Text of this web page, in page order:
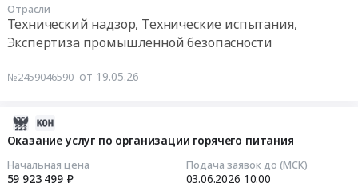
Отрасли
Технический надзор, Технические испытания,
Экспертиза промышленной безопасности
№2459046590 от 19.05.26
Оказание услуг по организации горячего питания
Начальная цена
59 923 499 ₽
Подача заявок до (МСК)
03.06.2026 10:00